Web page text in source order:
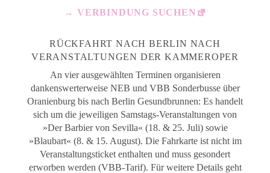
→ VERBINDUNG SUCHEN
RÜCKFAHRT NACH BERLIN NACH
VERANSTALTUNGEN DER KAMMEROPER
An vier ausgewählten Terminen organisieren
dankenswerterweise NEB und VBB Sonderbusse über
Oranienburg bis nach Berlin Gesundbrunnen: Es handelt
sich um die jeweiligen Samstags-Veranstaltungen von
»Der Barbier von Sevilla« (18. & 25. Juli) sowie
»Blaubart« (8. & 15. August). Die Fahrkarte ist nicht im
Veranstaltungsticket enthalten und muss gesondert
erworben werden (VBB-Tarif). Für weitere Details geht